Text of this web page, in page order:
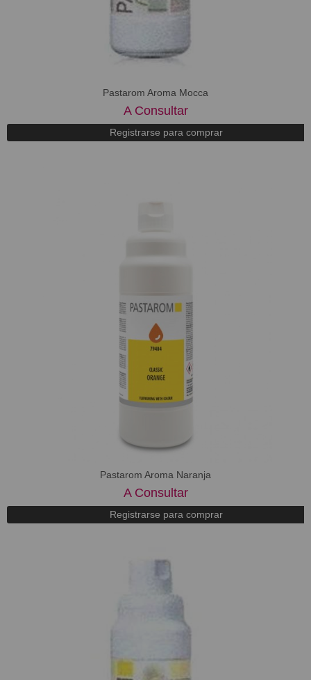
Pastarom Aroma Mocca
A Consultar
Registrarse para comprar
Pastarom Aroma Naranja
A Consultar
Registrarse para comprar